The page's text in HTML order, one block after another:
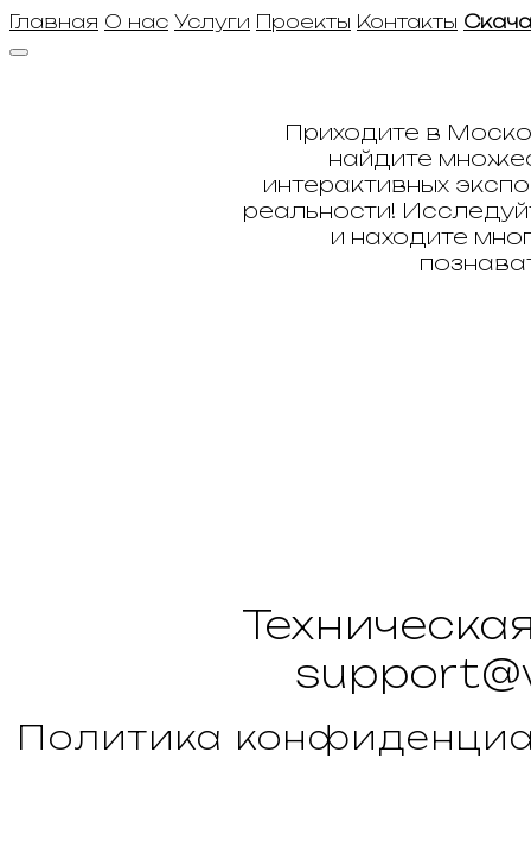
Главная О нас Услуги Проекты Контакты
Приходите в
найдите
интерактивных
реальности!
и находите
Политика